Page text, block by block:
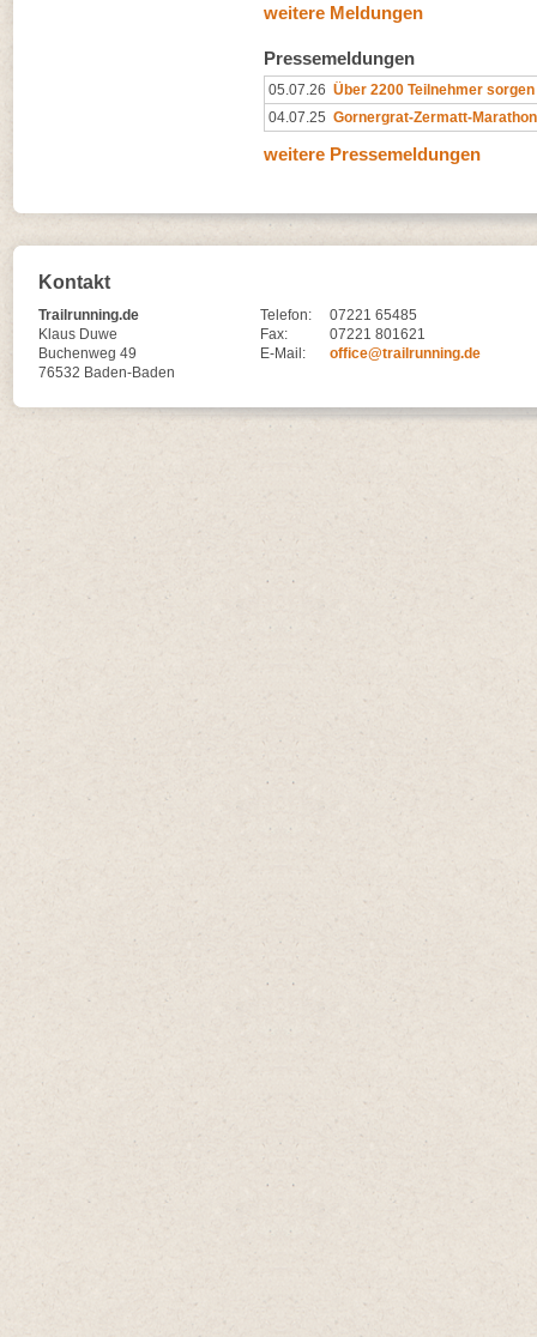
weitere Meldungen
Pressemeldungen
05.07.26 Über 2200 Teilnehmer
04.07.25 Gornergrat-Zermatt-
weitere Pressemeldungen
Kontakt
Trailrunning.de
Klaus Duwe
Buchenweg 49
76532 Baden-Baden
Telefon:
07221 65485
Fax:
07221 801621
E-Mail:
office@trailrunning.de